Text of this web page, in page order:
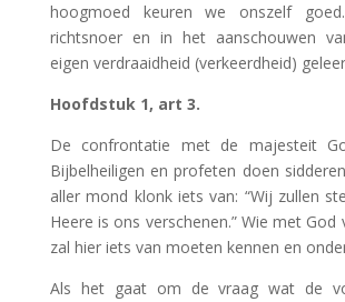
hoogmoed keuren we onszelf
richtsnoer en in het aanschouwen
eigen verdraaidheid (verkeerdheid)
Hoofdstuk 1, art 3.
De confrontatie met de majesteit
Bijbelheiligen en profeten doen
aller mond klonk iets van: “Wij zullen
Heere is ons verschenen.” Wie met
zal hier iets van moeten kennen en
Als het gaat om de vraag wat de